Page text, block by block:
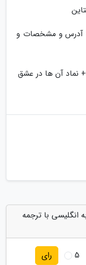
+ آدرس و مشخصات و
به انگلیسی با ترجمه
5 رای